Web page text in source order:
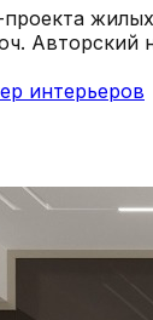
проекта
Авторский
интерьеров